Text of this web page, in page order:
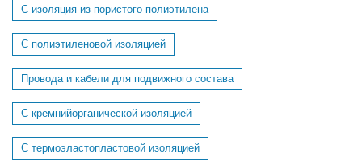
С изоляция из пористого полиэтилена
С полиэтиленовой изоляцией
Провода и кабели для подвижного состава
C кремнийорганической изоляцией
C термоэластопластовой изоляцией